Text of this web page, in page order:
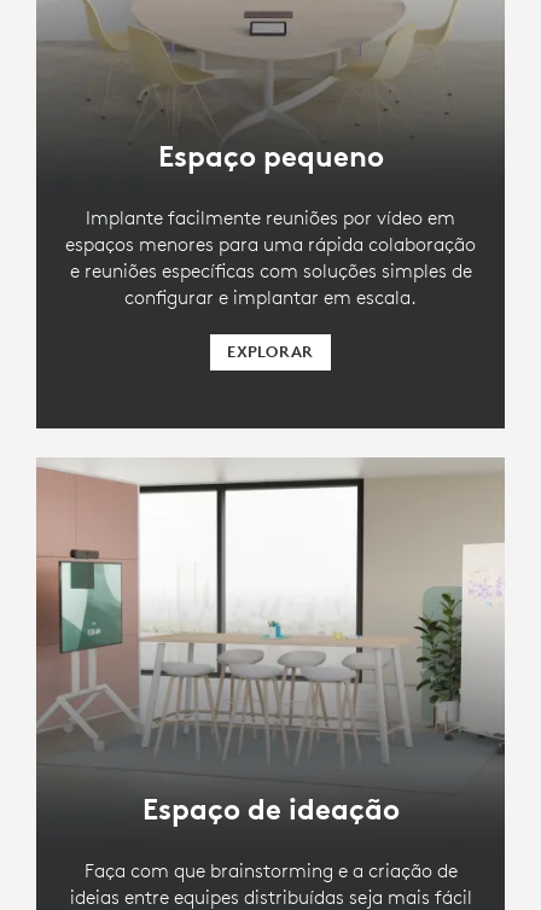
Espaço pequeno
Implante facilmente reuniões por vídeo em
espaços menores para uma rápida colaboração
e reuniões específicas com soluções simples de
configurar e implantar em escala.
EXPLORAR
Espaço de ideação
Faça com que brainstorming e a criação de
ideias entre equipes distribuídas seja mais fácil